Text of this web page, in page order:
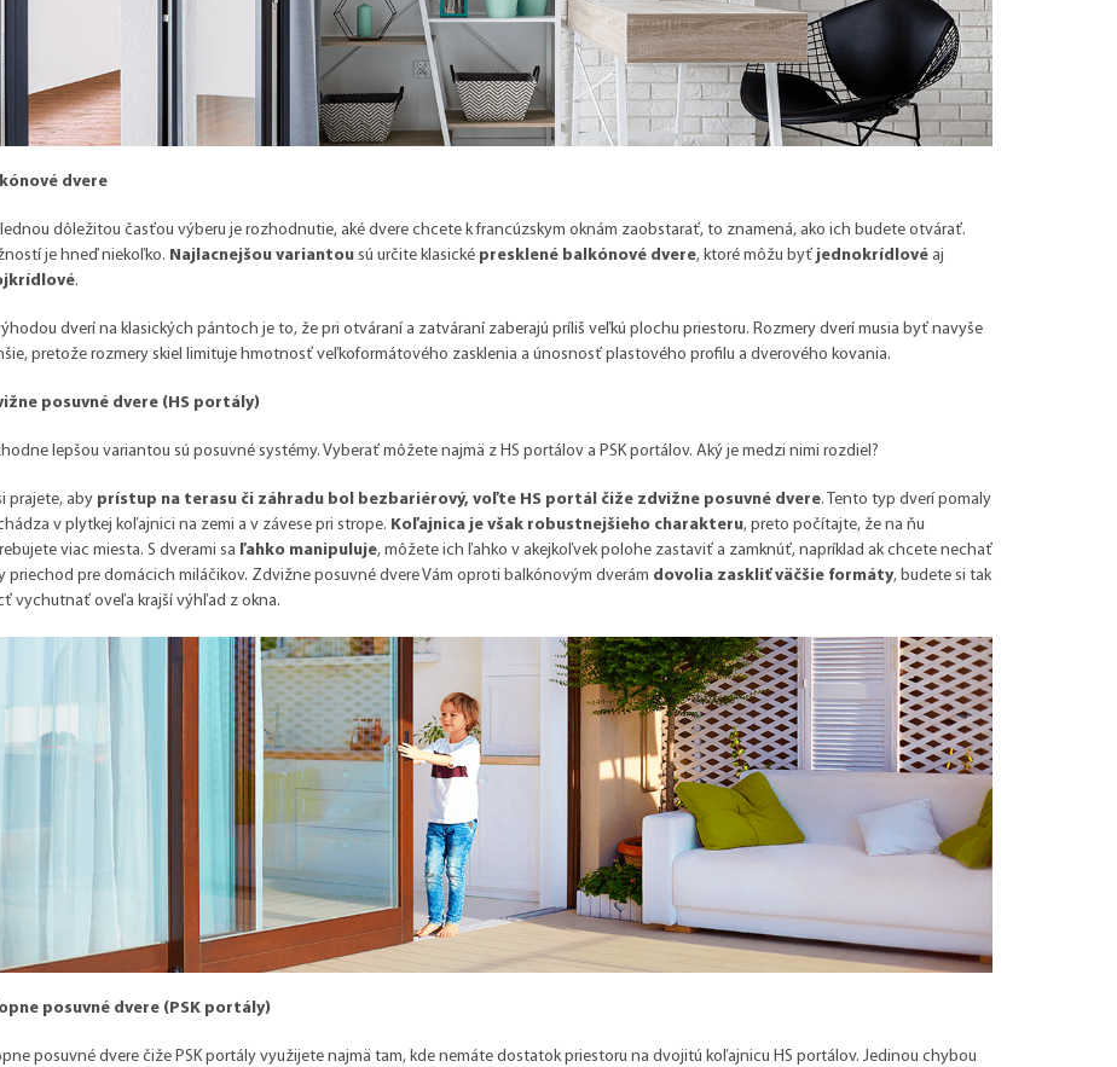
dvere
dôležitou časťou výberu je rozhodnutie, aké dvere chcete k francúzskym oknám zaobstarať, to znamená, ako ich budete otvárať.
je hneď niekoľko. Najlacnejšou variantou sú určite klasické presklené balkónové dvere, ktoré môžu byť jednokrídlové aj
.
dverí na klasických pántoch je to, že pri otváraní a zatváraní zaberajú príliš veľkú plochu priestoru. Rozmery dverí musia byť navyše
pretože rozmery skiel limituje hmotnosť veľkoformátového zasklenia a únosnosť plastového profilu a dverového kovania.
posuvné dvere (HS portály)
lepšou variantou sú posuvné systémy. Vyberať môžete najmä z HS portálov a PSK portálov. Aký je medzi nimi rozdiel?
prajete, aby prístup na terasu či záhradu bol bezbariérový, voľte HS portál čiže zdvižne posuvné dvere. Tento typ dverí pomaly
v plytkej koľajnici na zemi a v závese pri strope. Koľajnica je však robustnejšieho charakteru, preto počítajte, že na ňu
viac miesta. S dverami sa ľahko manipuluje, môžete ich ľahko v akejkoľvek polohe zastaviť a zamknúť, napríklad ak chcete nechať
priechod pre domácich miláčikov. Zdvižne posuvné dvere Vám oproti balkónovým dverám dovolia zaskliť väčšie formáty, budete si tak
vychutnať oveľa krajší výhľad z okna.
posuvné dvere (PSK portály)
posuvné dvere čiže PSK portály využijete najmä tam, kde nemáte dostatok priestoru na dvojitú koľajnicu HS portálov. Jedinou chybou